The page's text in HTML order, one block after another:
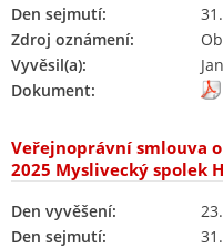
Den sejmutí:
Zdroj oznámení:
Vyvěsil(a):
Dokument:
Veřejnoprávní smlouva
2025 Myslivecký spolek
Den vyvěšení:
Den sejmutí: